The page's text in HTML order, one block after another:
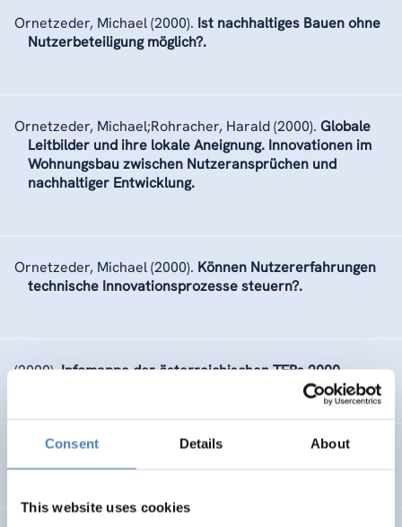
Consent Details About
This website uses cookies
Ornetzeder, Michael(2000). Ist nachhaltiges Bauen ohne
Nutzerbeteiligung möglich?.
Ornetzeder, Michael;Rohracher, Harald(2000). Globale
Leitbilder und ihre lokale Aneignung. Innovationen im
Wohnungsbau zwischen Nutzeransprüchen und
nachhaltiger Entwicklung.
Ornetzeder, Michael(2000). Können Nutzererfahrungen
technische Innovationsprozesse steuern?.
(2000).Infomappe der österreichischen TEPs 2000.
Haberfellner;Betz Geöffnet!.